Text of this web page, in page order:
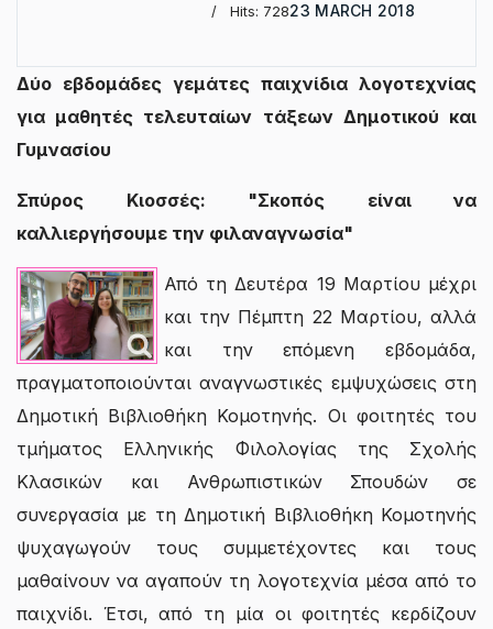
23 MARCH 2018
Hits: 728
Δύο εβδομάδες γεμάτες παιχνίδια λογοτεχνίας
για μαθητές τελευταίων τάξεων Δημοτικού και
Γυμνασίου
Σπύρος Κιοσσές: "Σκοπός είναι να
καλλιεργήσουμε την φιλαναγνωσία"
Από τη Δευτέρα 19 Μαρτίου μέχρι
και την Πέμπτη 22 Μαρτίου, αλλά
και την επόμενη εβδομάδα,
πραγματοποιούνται αναγνωστικές εμψυχώσεις στη
Δημοτική Βιβλιοθήκη Κομοτηνής. Οι φοιτητές του
τμήματος Ελληνικής Φιλολογίας της Σχολής
Κλασικών και Ανθρωπιστικών Σπουδών σε
συνεργασία με τη Δημοτική Βιβλιοθήκη Κομοτηνής
ψυχαγωγούν τους συμμετέχοντες και τους
μαθαίνουν να αγαπούν τη λογοτεχνία μέσα από το
παιχνίδι. Έτσι, από τη μία οι φοιτητές κερδίζουν